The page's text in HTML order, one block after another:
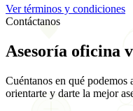
Ver términos y condiciones
Contáctanos
Asesoría oficina
Cuéntanos en qué podemos
orientarte y darte la mejor